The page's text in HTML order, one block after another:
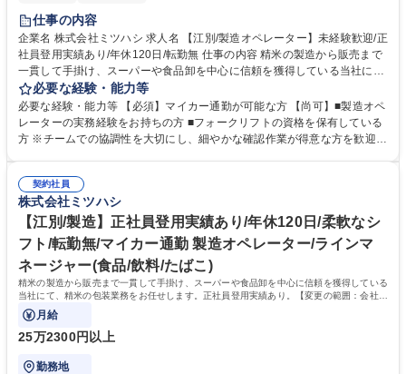
仕事の内容
企業名 株式会社ミツハシ 求人名 【江別/製造オペレーター】未経験歓迎/正
社員登用実績あり/年休120日/転勤無 仕事の内容 精米の製造から販売まで
一貫して手掛け、スーパーや食品卸を中心に信頼を獲得している当社に
て、包装・製造オペレーター業務をお任せします。正社員登用実績あり。
【変更の範囲：会社の定める業務】 ■機械操作、資材のセット ■印字ミス
などの目視確認 ■包装後の製品をパレットや台車へ手積み・積み上げ ■ピ
ッキング業務（店舗・センターごとの出荷準備） ■フォークリフトによる
「張り込み工程」や、精米機のオペレーションを行う「精米工程」へ配属
される場合もあります。 募集職種 【江別/製造オペレーター】未経験歓迎/
正社員登用実績あり/年休120日/転勤無
必要な経験・能力等
必要な経験・能力等 【必須】マイカー通勤が可能な方 【尚可】■製造オペ
レーターの実務経験をお持ちの方 ■フォークリフトの資格を保有している
方 ※チームでの協調性を大切にし、細やかな確認作業が得意な方を歓迎し
厚別区・白石区等在住の社員が在籍しております。【キャリアパス】入社
後は本人の適性を見ながら担当業務を決定します。適性に応じて、管理職
へのステップアップを目指していただくことも可能です。年1回の面談
や、半年ごとの個人目標設定を通じた成果評価軸が整っています。 学歴・
資格 学歴：大学院 大学 高専 短大 専修学校 高校 語学力： 資格：第一種運
転免許普通自動車 フォークリフト運転者
契約社員
株式会社ミツハシ
【江別/製造】正社員登用実績あり/年休120日/柔軟なシ
フト/転勤無/マイカー通勤 製造オペレーター/ラインマ
ネージャー(食品/飲料/たばこ)
精米の製造から販売まで一貫して手掛け、スーパーや食品卸を中心に信頼を獲得している
当社にて、精米の包装業務をお任せします。正社員登用実績あり。【変更の範囲：会社の
定める業務】
月給
25万2300円以上
勤務地